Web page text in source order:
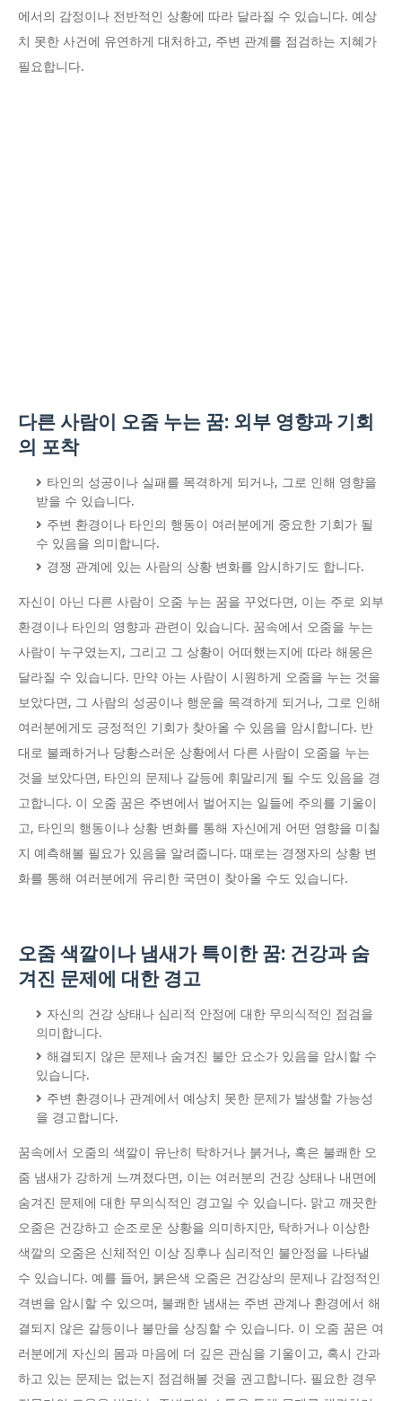
에서의 감정이나 전반적인 상황에 따라 달라질 수 있습니다. 예상
치 못한 사건에 유연하게 대처하고, 주변 관계를 점검하는 지혜가
필요합니다.
다른 사람이 오줌 누는 꿈: 외부 영향과 기회
의 포착
타인의 성공이나 실패를 목격하게 되거나, 그로 인해 영향을
받을 수 있습니다.
주변 환경이나 타인의 행동이 여러분에게 중요한 기회가 될
수 있음을 의미합니다.
경쟁 관계에 있는 사람의 상황 변화를 암시하기도 합니다.
자신이 아닌 다른 사람이 오줌 누는 꿈을 꾸었다면, 이는 주로 외부
환경이나 타인의 영향과 관련이 있습니다. 꿈속에서 오줌을 누는
사람이 누구였는지, 그리고 그 상황이 어떠했는지에 따라 해몽은
달라질 수 있습니다. 만약 아는 사람이 시원하게 오줌을 누는 것을
보았다면, 그 사람의 성공이나 행운을 목격하게 되거나, 그로 인해
여러분에게도 긍정적인 기회가 찾아올 수 있음을 암시합니다. 반
대로 불쾌하거나 당황스러운 상황에서 다른 사람이 오줌을 누는
것을 보았다면, 타인의 문제나 갈등에 휘말리게 될 수도 있음을 경
고합니다. 이 오줌 꿈은 주변에서 벌어지는 일들에 주의를 기울이
고, 타인의 행동이나 상황 변화를 통해 자신에게 어떤 영향을 미칠
지 예측해볼 필요가 있음을 알려줍니다. 때로는 경쟁자의 상황 변
화를 통해 여러분에게 유리한 국면이 찾아올 수도 있습니다.
오줌 색깔이나 냄새가 특이한 꿈: 건강과 숨
겨진 문제에 대한 경고
자신의 건강 상태나 심리적 안정에 대한 무의식적인 점검을
의미합니다.
해결되지 않은 문제나 숨겨진 불안 요소가 있음을 암시할 수
있습니다.
주변 환경이나 관계에서 예상치 못한 문제가 발생할 가능성
을 경고합니다.
꿈속에서 오줌의 색깔이 유난히 탁하거나 붉거나, 혹은 불쾌한 오
줌 냄새가 강하게 느껴졌다면, 이는 여러분의 건강 상태나 내면에
숨겨진 문제에 대한 무의식적인 경고일 수 있습니다. 맑고 깨끗한
오줌은 건강하고 순조로운 상황을 의미하지만, 탁하거나 이상한
색깔의 오줌은 신체적인 이상 징후나 심리적인 불안정을 나타낼
수 있습니다. 예를 들어, 붉은색 오줌은 건강상의 문제나 감정적인
격변을 암시할 수 있으며, 불쾌한 냄새는 주변 관계나 환경에서 해
결되지 않은 갈등이나 불만을 상징할 수 있습니다. 이 오줌 꿈은 여
러분에게 자신의 몸과 마음에 더 깊은 관심을 기울이고, 혹시 간과
하고 있는 문제는 없는지 점검해볼 것을 권고합니다. 필요한 경우